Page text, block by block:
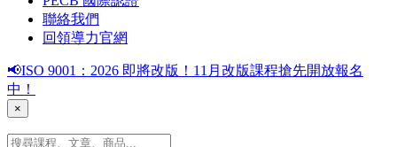
聯絡我們
回領導力官網
📢ISO 9001：2026 即將改版！11月改版課程搶先開放報名
中！
×